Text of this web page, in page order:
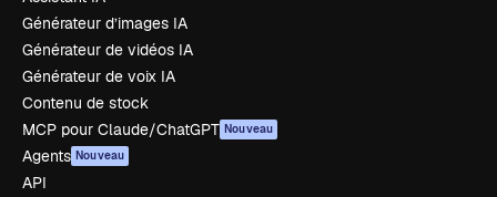
Générateur d’images IA
Générateur de vidéos IA
Générateur de voix IA
Contenu de stock
MCP pour Claude/ChatGPT Nouveau
Agents Nouveau
API